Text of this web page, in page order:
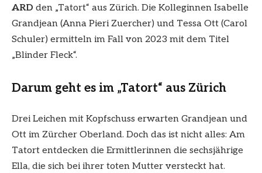
ARD den „Tatort“ aus Zürich. Die Kolleginnen Isabelle
Grandjean (Anna Pieri Zuercher) und Tessa Ott (Carol
Schuler) ermitteln im Fall von 2023 mit dem Titel
„Blinder Fleck“.
Darum geht es im „Tatort“ aus Zürich
Drei Leichen mit Kopfschuss erwarten Grandjean und
Ott im Zürcher Oberland. Doch das ist nicht alles: Am
Tatort entdecken die Ermittlerinnen die sechsjährige
Ella, die sich bei ihrer toten Mutter versteckt hat.